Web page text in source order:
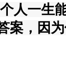
人一生
案，因